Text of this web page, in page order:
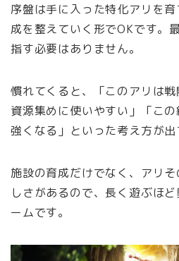
序盤は手に入った特化アリを
成を整えていく形でOKです。
指す必要はありません。
慣れてくると、「このアリは
資源集めに使いやすい」「こ
強くなる」といった考え方が出
施設の育成だけでなく、アリ
しさがあるので、長く遊ぶほ
ームです。